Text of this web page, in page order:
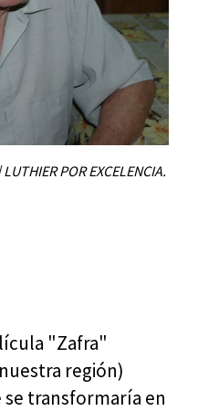
POR EXCELENCIA.
"Zafra"
región)
transformaría en